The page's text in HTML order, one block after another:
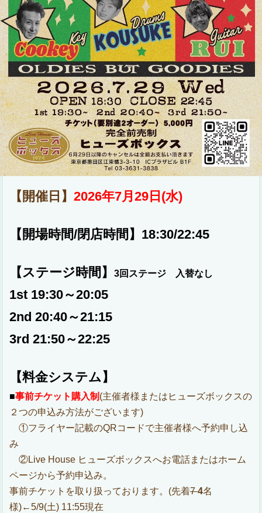
【開催日】 2026年7月29日(水)
【開場時間/閉店時間】18:30/22:45
【ステージ時間】 3回ステージ 入替なし
1st 19:30～20:05
2nd 20:40～21:15
3rd 21:50～22:25
【料金システム】
■事前チケット購入制 (主催者様またはヒューズボックスの
２つの申込み方法がございます)
①フライヤー記載のQRコードで主催者様へ予約申し込
み
②Live House ヒューズボックスへお電話またはホーム
ページから予約申込み。
事前チケットを取り扱っております。(先着74名
様)←5/9(土) 11:55現在